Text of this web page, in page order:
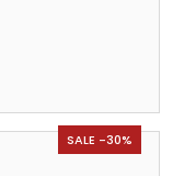
SALE -30%